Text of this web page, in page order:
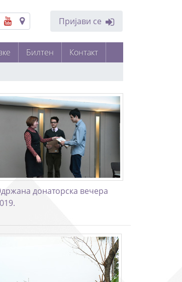
Пријави се
Билтен Контакт
донаторска вечера